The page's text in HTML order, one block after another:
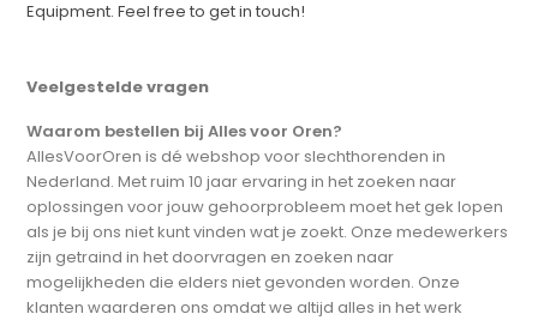
Equipment. Feel free to get in touch!
Veelgestelde vragen
Waarom bestellen bij Alles voor Oren?
AllesVoorOren is dé webshop voor slechthorenden in
Nederland. Met ruim 10 jaar ervaring in het zoeken naar
oplossingen voor jouw gehoorprobleem moet het gek lopen
als je bij ons niet kunt vinden wat je zoekt. Onze medewerkers
zijn getraind in het doorvragen en zoeken naar
mogelijkheden die elders niet gevonden worden. Onze
klanten waarderen ons omdat we altijd alles in het werk